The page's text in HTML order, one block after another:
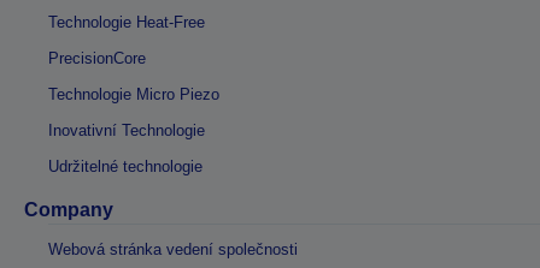
Technologie Heat-Free
PrecisionCore
Technologie Micro Piezo
Inovativní Technologie
Udržitelné technologie
Company
Webová stránka vedení společnosti